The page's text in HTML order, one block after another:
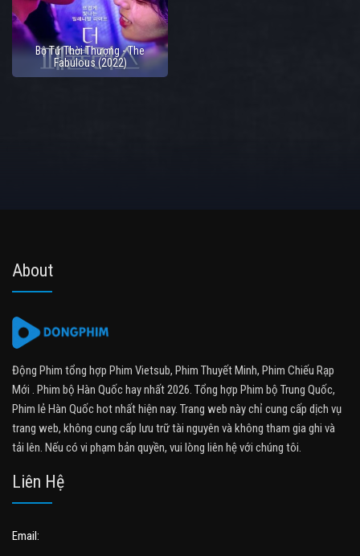
Bộ Tứ Thời Thượng - The
Fabulous (2022)
About
Động Phim tổng hợp Phim Vietsub, Phim Thuyết Minh, Phim Chiếu Rạp
Mới . Phim bộ Hàn Quốc hay nhất 2026. Tổng hợp Phim bộ Trung Quốc,
Phim lẻ Hàn Quốc hot nhất hiện nay. Trang web này chỉ cung cấp dịch vụ
trang web, không cung cấp lưu trữ tài nguyên và không tham gia ghi và
tải lên. Nếu có vi phạm bản quyền, vui lòng liên hệ với chúng tôi.
Liên Hệ
Email: